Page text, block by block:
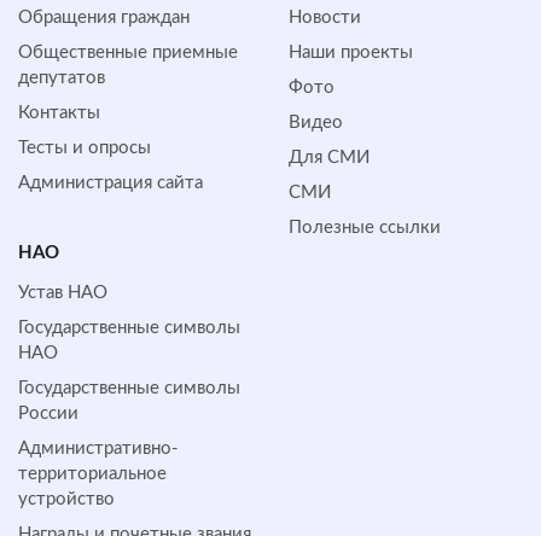
Обращения граждан
Общественные приемные
депутатов
Контакты
Тесты и опросы
Администрация сайта
Новости
Наши проекты
Фото
Видео
Для СМИ
СМИ
Полезные ссылки
НАО
Устав НАО
Государственные символы
НАО
Государственные символы
России
Административно-
территориальное
устройство